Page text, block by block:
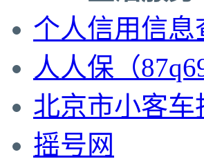
个人信用信息
人人保（
北京市小客
摇号网